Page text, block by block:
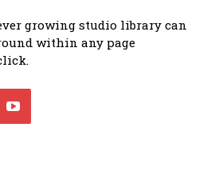
growing studio library can
within any page